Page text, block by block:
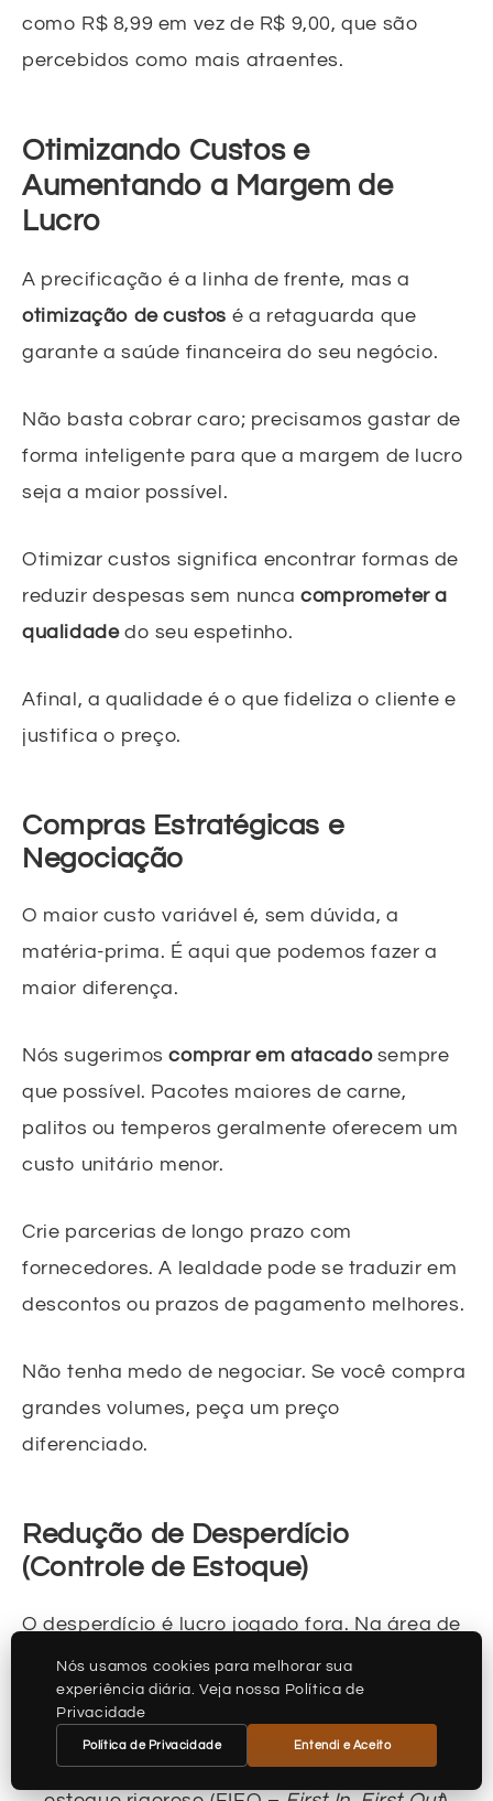
como R$ 8,99 em vez de R$ 9,00, que são
percebidos como mais atraentes.
Otimizando Custos e
Aumentando a Margem de
Lucro
A precificação é a linha de frente, mas a
otimização de custos é a retaguarda que
garante a saúde financeira do seu negócio.
Não basta cobrar caro; precisamos gastar de
forma inteligente para que a margem de lucro
seja a maior possível.
Otimizar custos significa encontrar formas de
reduzir despesas sem nuncacomprometer a
qualidadedo seu espetinho.
Afinal, a qualidade é o que fideliza o cliente e
justifica o preço.
Compras Estratégicas e
Negociação
O maior custo variável é, sem dúvida, a
matéria-prima. É aqui que podemos fazer a
maior diferença.
Nós sugerimoscomprar em atacadosempre
que possível. Pacotes maiores de carne,
palitos ou temperos geralmente oferecem um
custo unitário menor.
Crie parcerias de longo prazo com
fornecedores. A lealdade pode se traduzir em
descontos ou prazos de pagamento melhores.
Não tenha medo de negociar. Se você compra
grandes volumes, peça um preço
diferenciado.
Redução de Desperdício
(Controle de Estoque)
O desperdício é lucro jogado fora. Na área de
espetinhos, isso pode acontecer de várias
formas:
Matéria-prima estragada:Um controle de
Nós usamos cookies para melhorar sua
experiência diária. Veja nossa Política de
Privacidade
Política de Privacidade Entendi e Aceito